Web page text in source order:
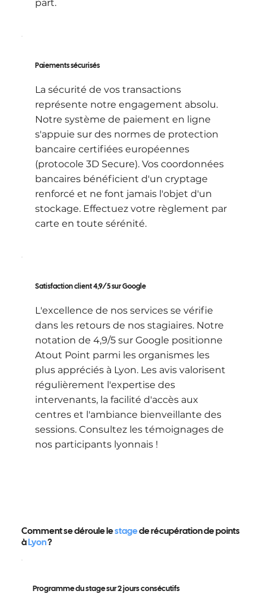
part.
Paiements sécurisés
La sécurité de vos transactions
représente notre engagement absolu.
Notre système de paiement en ligne
s'appuie sur des normes de protection
bancaire certifiées européennes
(protocole 3D Secure). Vos coordonnées
bancaires bénéficient d'un cryptage
renforcé et ne font jamais l'objet d'un
stockage. Effectuez votre règlement par
carte en toute sérénité.
Satisfaction client 4,9/5 sur Google
L'excellence de nos services se vérifie
dans les retours de nos stagiaires. Notre
notation de 4,9/5 sur Google positionne
Atout Point parmi les organismes les
plus appréciés à Lyon. Les avis valorisent
régulièrement l'expertise des
intervenants, la facilité d'accès aux
centres et l'ambiance bienveillante des
sessions. Consultez les témoignages de
nos participants lyonnais !
Comment se déroule lestagede récupération de points
àLyon?
Programme du stage sur 2 jours consécutifs